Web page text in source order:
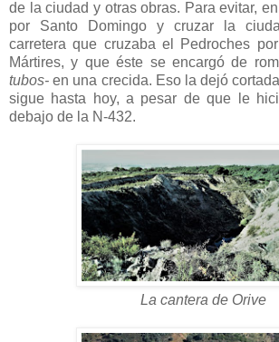
de la ciudad y otras obras. Para evitar,
por Santo Domingo y cruzar la
carretera que cruzaba el Pedroches
Mártires, y que éste se encargó de
tubos- en una crecida. Eso la dejó
sigue hasta hoy, a pesar de que le
debajo de la N-432.
La cantera de Orive